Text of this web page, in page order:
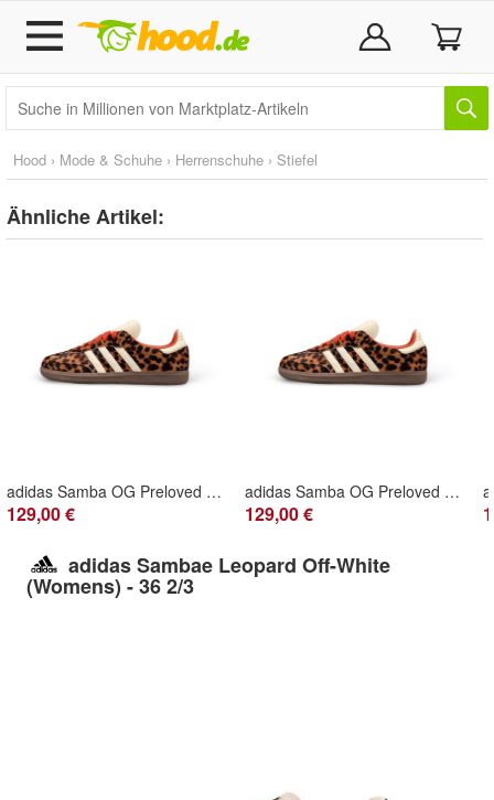
Hood › Mode & Schuhe › Herrenschuhe › Stiefel
Ähnliche Artikel:
adidas Samba OG Preloved Red Leopard - 42
129,00 €
adidas Samba OG Preloved Red Leopard - 38
129,00 €
adidas Sambae Leopard Off-White
(Womens) - 36 2/3